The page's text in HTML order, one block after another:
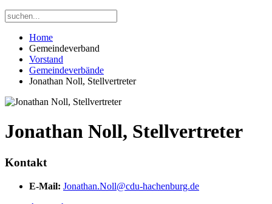
Home
Gemeindeverband
Vorstand
Gemeindeverbände
Jonathan Noll, Stellvertreter
Jonathan Noll, Stellvertreter
Kontakt
E-Mail: Jonathan.Noll@cdu-hachenburg.de